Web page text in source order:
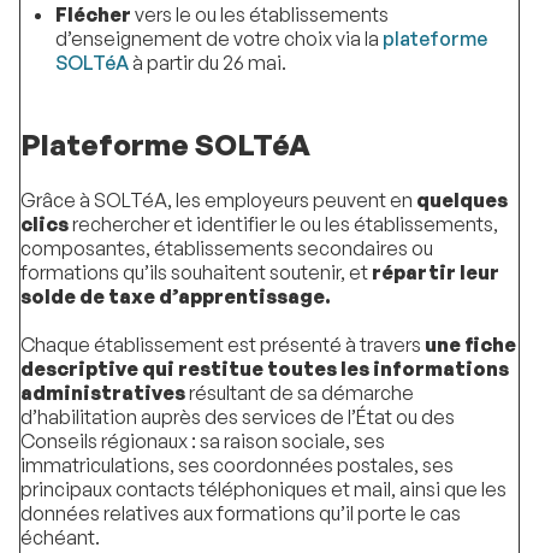
Flécher vers le ou les établissements
d’enseignement de votre choix via la plateforme
SOLTéAà partir du 26 mai.
Plateforme SOLTéA
Grâce à SOLTéA, les employeurs peuvent en quelques
clicsrechercher et identifier le ou les établissements,
composantes, établissements secondaires ou
formations qu’ils souhaitent soutenir, et répartir leur
solde de taxe d’apprentissage.
Chaque établissement est présenté à travers une fiche
descriptive qui restitue toutes les informations
administrativesrésultant de sa démarche
d’habilitation auprès des services de l’État ou des
Conseils régionaux : sa raison sociale, ses
immatriculations, ses coordonnées postales, ses
principaux contacts téléphoniques et mail, ainsi que les
données relatives aux formations qu’il porte le cas
échéant.